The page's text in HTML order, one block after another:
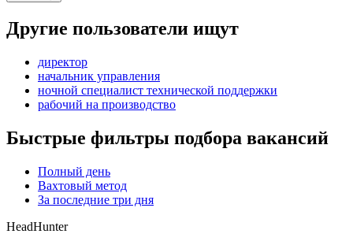
Другие пользователи ищут
директор
начальник управления
ночной специалист технической поддержки
рабочий на производство
Быстрые фильтры подбора вакансий
Полный день
Вахтовый метод
За последние три дня
HeadHunter